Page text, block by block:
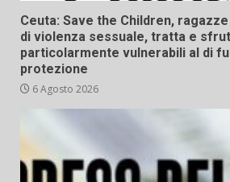
Ceuta: Save the Children,
di violenza sessuale, tratta e
particolarmente vulnerabili al di
protezione
6 Agosto 2026